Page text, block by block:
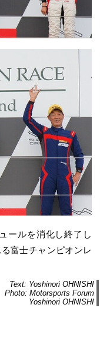
ールを消化し終了し
富士チャンピオンレ
Text: Yoshinori OHNISHI
Photo: Motorsports Forum
Yoshinori OHNISHI